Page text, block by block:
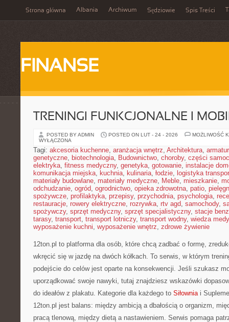
Strona główna Albania Archiwum Sędziowie Spis Treści
FINANSE
TRENINGI FUNKCJONALNE I
POSTED BY ADMIN POSTED ON LUT - 24 - 2026
MOŻLIWOŚĆ
WYŁĄCZONA
Tagi: akcesoria kuchenne, aranżacja wnętrz, Architektura,
genetyczne, biotechnologia, Budownictwo, choroby, części
elektryka, fitness medyczny, genetyka, gotowanie, instalacje
komunikacja miejska, kuchnia, kulinaria, łodzie, logistyka
materiały budowlane, materiały medyczne, Meble, mieszkanie,
odchudzanie, ogród, ogrodnictwo, opieka zdrowotna, patio,
spożywcze, profilaktyka, przepisy, przychodnia, psychologia,
restauracje, rowery elektryczne, rozrywka, rtv agd, samochody,
spożywczy, sprzęt medyczny, sprzęt specjalistyczny, stacje
tarasy, transport, transport lotniczy, transport wodny, wiedza
wyposażenie kuchni, wyposażenie wnętrz, zdrowe żywienie
12ton.pl to platforma dla osób, które chcą zadbać o formę,
wkręcić się w jazdę na dwóch kółkach. To serwis, w którym
podejście do celów jest oparte na konsekwencji. Jeśli szukasz
uporządkować swoje nawyki, tutaj znajdziesz wskazówki
do ideałów z plakatu. Kategorie dla każdego to Siłowniai
12ton.pl jest balans: między ambicją a dbałością o organizm,
pracą tlenową, między dietą a nastawieniem. Serwis pomaga